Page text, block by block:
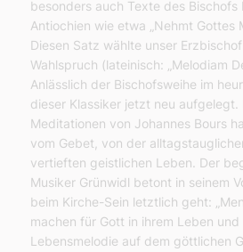
besonders auch Texte des Bischofs
Antiochien wie etwa „Nehmt Gottes
Diesen Satz wählte unser
Wahlspruch (lateinisch: „Melodiam
Anlässlich der Bischofsweihe im
dieser Klassiker jetzt neu aufgelegt.
Meditationen von Johannes Bours
vom Gebet, von der
vertieften geistlichen Leben. Der
Musiker Grünwidl betont in seinem
beim Kirche-Sein letztlich geht:
machen für Gott in ihrem Leben
Lebensmelodie auf dem göttlichen